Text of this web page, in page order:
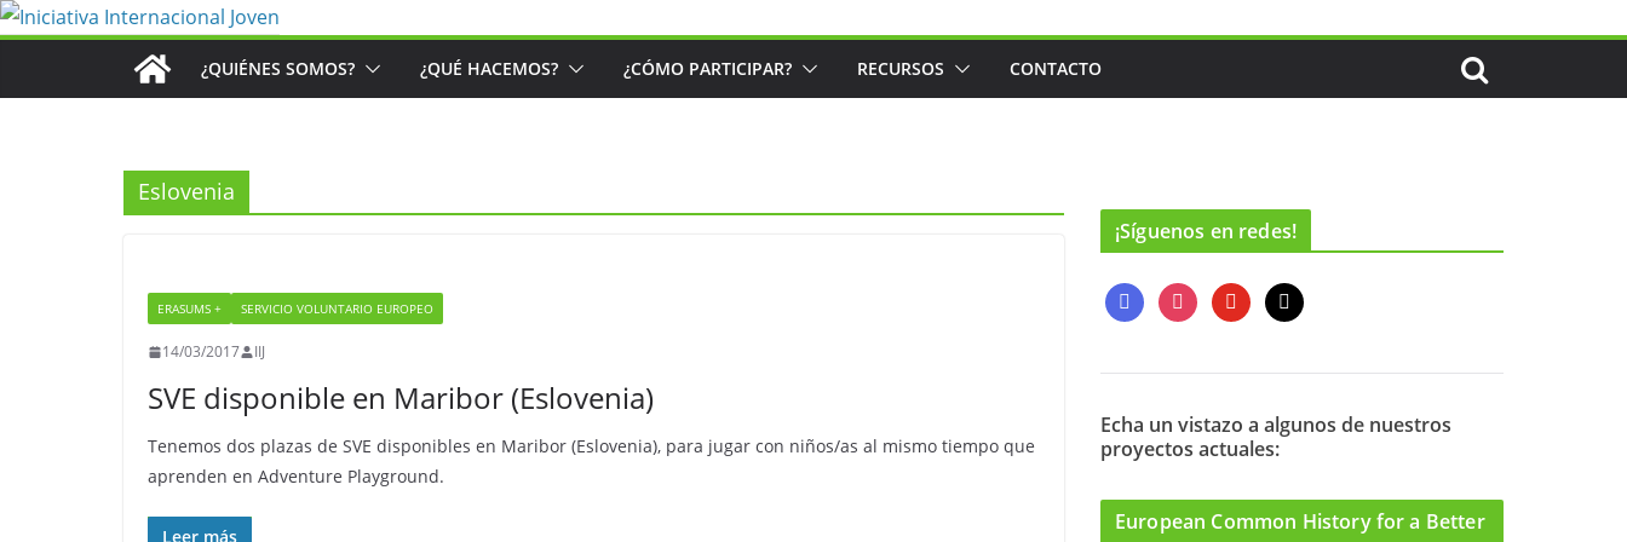
Saltar
¿QUIÉNES SOMOS? ¿QUÉ HACEMOS? ¿CÓMO PARTICIPAR? RECURSOS CONTACTO
Eslovenia
ERASUMS + SERVICIO VOLUNTARIO EUROPEO
14/03/2017 IIJ
SVE disponible en Maribor (Eslovenia)
Tenemos dos plazas de SVE disponibles en Maribor (Eslovenia), para jugar con niños/as al mismo tiempo que
aprenden en Adventure Playground.
Leer más
¡Síguenos en redes!
f
a
e
o
o
i
n
t
g
r
m
y
o
t
b
e
m
a
l
Echa un vistazo a algunos de nuestros
proyectos actuales:
European Common History for a Better